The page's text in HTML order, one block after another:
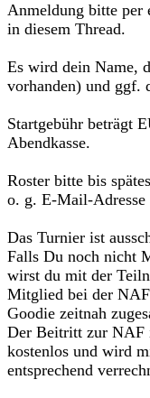
Anmeldung bitte per
in diesem Thread.
Es wird dein Name,
vorhanden) und ggf.
Startgebühr beträgt
Abendkasse.
Roster bitte bis
o. g. E-Mail-Adresse
Das Turnier ist
Falls Du noch nicht
wirst du mit der
Mitglied bei der
Goodie zeitnah
Der Beitritt zur NAF
kostenlos und wird
entsprechend